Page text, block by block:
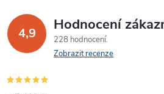
4,9 Hodnocení
228 hodnocení
Zobrazit recenze